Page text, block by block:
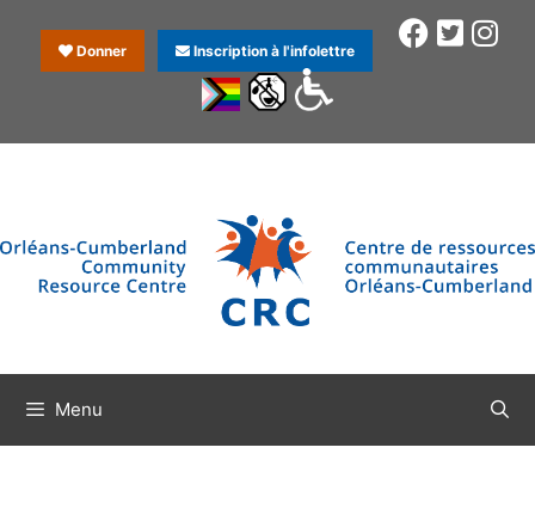
Donner Inscription à l'infolettre
Menu